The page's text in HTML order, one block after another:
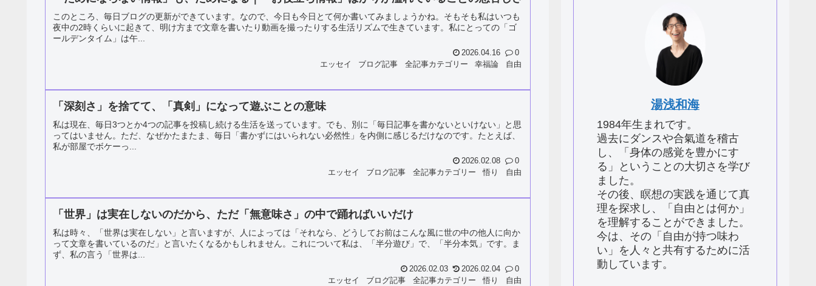
このところ、毎日ブログの更新ができています。なので、今日も今日とて何か書いてみましょうかね。そもそも私はいつも
夜中の2時くらいに起きて、明け方まで文章を書いたり動画を撮ったりする生活リズムで生きています。私にとっての「ゴ
ールデンタイム」は午...
2026.04.16
0
エッセイ
ブログ記事 全記事カテゴリー 幸福論 自由
「深刻さ」を捨てて、「真剣」になって遊ぶことの意味
私は現在、毎日3つとか4つの記事を投稿し続ける生活を送っています。でも、別に「毎日記事を書かないといけない」と思
ってはいません。ただ、なぜかたまたま、毎日「書かずにはいられない必然性」を内側に感じるだけなのです。たとえば、
私が部屋でボケーっ...
2026.02.08
0
エッセイ
ブログ記事 全記事カテゴリー 悟り 自由
「世界」は実在しないのだから、ただ「無意味さ」の中で踊ればいいだけ
私は時々、「世界は実在しない」と言いますが、人によっては「それなら、どうしてお前はこんな風に世の中の他人に向か
って文章を書いているのだ」と言いたくなるかもしれません。これについて私は、「半分遊び」で、「半分本気」です。ま
ず、私の言う「世界は...
2026.02.03 2026.02.04
0
エッセイ
ブログ記事 全記事カテゴリー 悟り 自由
湯浅和海
1984年生まれです。
過去にダンスや合氣道を稽古
し、「身体の感覚を豊かにす
る」ということの大切さを学び
ました。
その後、瞑想の実践を通じて真
理を探求し、「自由とは何か」
を理解することができました。
今は、その「自由が持つ味わ
い」を人々と共有するために活
動しています。